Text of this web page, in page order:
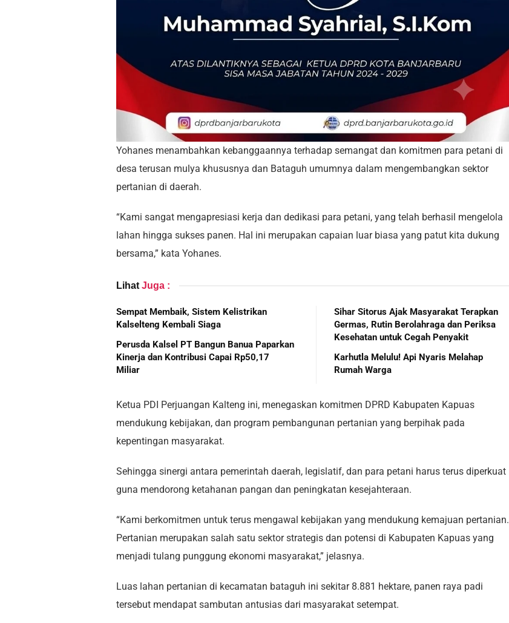
Yohanes menambahkan kebanggaannya terhadap semangat dan komitmen para petani di
desa terusan mulya khususnya dan Bataguh umumnya dalam mengembangkan sektor
pertanian di daerah.
“Kami sangat mengapresiasi kerja dan dedikasi para petani, yang telah berhasil mengelola
lahan hingga sukses panen. Hal ini merupakan capaian luar biasa yang patut kita dukung
bersama,” kata Yohanes.
Lihat Juga :
Sempat Membaik, Sistem Kelistrikan
Kalselteng Kembali Siaga
Perusda Kalsel PT Bangun Banua Paparkan
Kinerja dan Kontribusi Capai Rp50,17
Miliar
Sihar Sitorus Ajak Masyarakat Terapkan
Germas, Rutin Berolahraga dan Periksa
Kesehatan untuk Cegah Penyakit
Karhutla Melulu! Api Nyaris Melahap
Rumah Warga
Ketua PDI Perjuangan Kalteng ini, menegaskan komitmen DPRD Kabupaten Kapuas
mendukung kebijakan, dan program pembangunan pertanian yang berpihak pada
kepentingan masyarakat.
Sehingga sinergi antara pemerintah daerah, legislatif, dan para petani harus terus diperkuat
guna mendorong ketahanan pangan dan peningkatan kesejahteraan.
“Kami berkomitmen untuk terus mengawal kebijakan yang mendukung kemajuan pertanian.
Pertanian merupakan salah satu sektor strategis dan potensi di Kabupaten Kapuas yang
menjadi tulang punggung ekonomi masyarakat,” jelasnya.
Luas lahan pertanian di kecamatan bataguh ini sekitar 8.881 hektare, panen raya padi
tersebut mendapat sambutan antusias dari masyarakat setempat.